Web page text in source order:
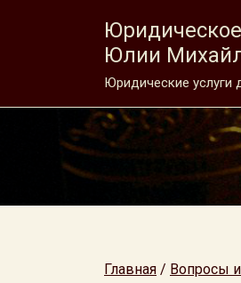
Юлии
Юридические услуги
Главная / Вопросы